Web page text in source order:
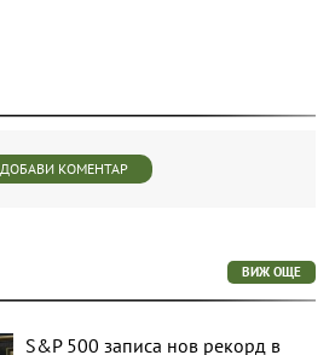
ДОБАВИ КОМЕНТАР
ВИЖ ОЩЕ
S&P 500 записа нов рекорд в